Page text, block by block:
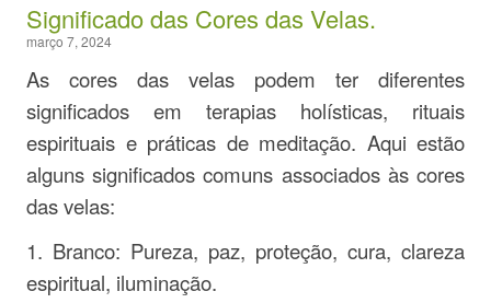
Significado das Cores das Velas.
março 7, 2024
As cores das velas podem ter diferentes
significados em terapias holísticas, rituais
espirituais e práticas de meditação. Aqui estão
alguns significados comuns associados às cores
das velas:
1. Branco: Pureza, paz, proteção, cura, clareza
espiritual, iluminação.